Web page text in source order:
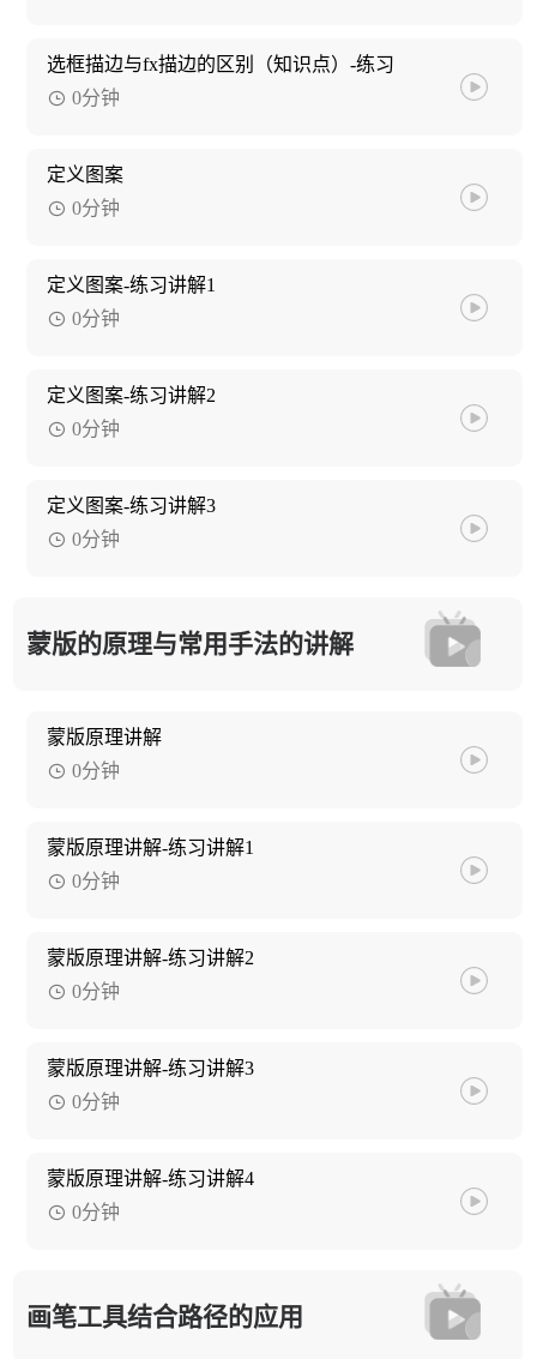
选框描边与fx描边的区别（知识点）-练习
0分钟
定义图案
0分钟
定义图案-练习讲解1
0分钟
定义图案-练习讲解2
0分钟
定义图案-练习讲解3
0分钟
蒙版的原理与常用手法的讲解
蒙版原理讲解
0分钟
蒙版原理讲解-练习讲解1
0分钟
蒙版原理讲解-练习讲解2
0分钟
蒙版原理讲解-练习讲解3
0分钟
蒙版原理讲解-练习讲解4
0分钟
画笔工具结合路径的应用